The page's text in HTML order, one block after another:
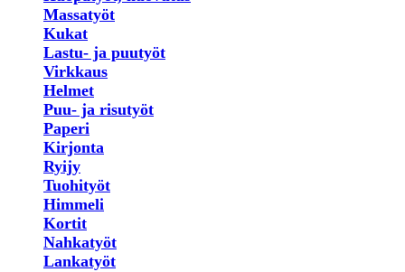
Massatyöt
Kukat
Lastu- ja puutyöt
Virkkaus
Helmet
Puu- ja risutyöt
Paperi
Kirjonta
Ryijy
Tuohityöt
Himmeli
Kortit
Nahkatyöt
Lankatyöt